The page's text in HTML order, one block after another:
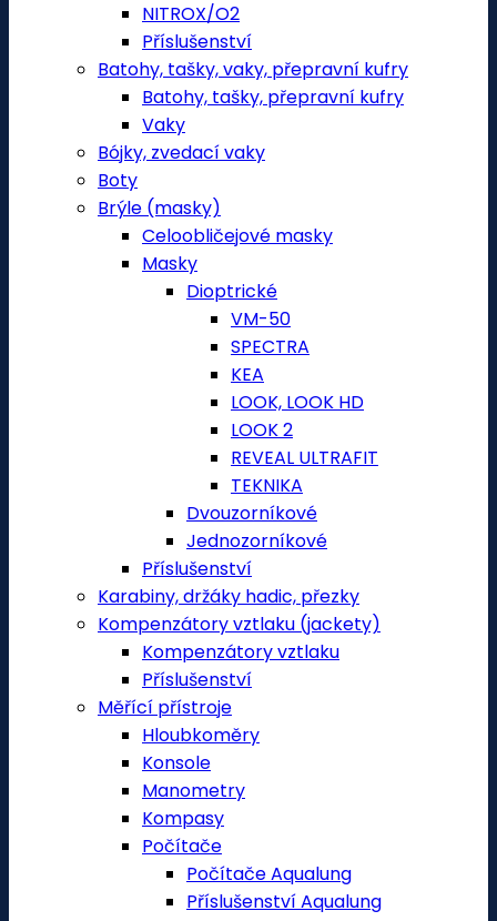
NITROX/O2
Příslušenství
Batohy, tašky, vaky, přepravní kufry
Batohy, tašky, přepravní kufry
Vaky
Bójky, zvedací vaky
Boty
Brýle (masky)
Celoobličejové masky
Masky
Dioptrické
VM-50
SPECTRA
KEA
LOOK, LOOK HD
LOOK 2
REVEAL ULTRAFIT
TEKNIKA
Dvouzorníkové
Jednozorníkové
Příslušenství
Karabiny, držáky hadic, přezky
Kompenzátory vztlaku (jackety)
Kompenzátory vztlaku
Příslušenství
Měřící přístroje
Hloubkoměry
Konsole
Manometry
Kompasy
Počítače
Počítače Aqualung
Příslušenství Aqualung